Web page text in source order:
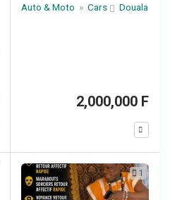
Auto & Moto » Cars Douala
2,000,000 F
1